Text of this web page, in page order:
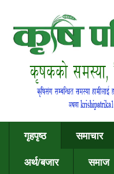
गृहपृष्ठ समाचार
अर्थ/बजार
समाज